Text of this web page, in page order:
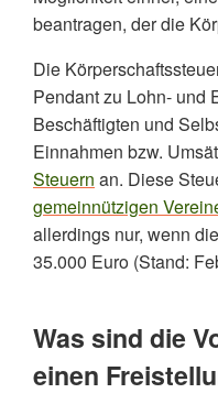
beantragen, der die
Die
Pendant zu Lohn- und
Beschäftigten und
Einnahmen bzw.
Steuern an. Diese
gemeinnützigen
allerdings nur, wenn
35.000 Euro (Stand:
Was sind die
einen